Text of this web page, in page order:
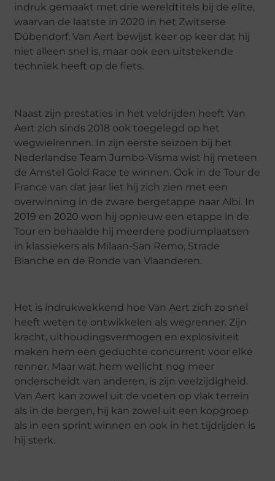
indruk gemaakt met drie wereldtitels bij de elite,
waarvan de laatste in 2020 in het Zwitserse
Dübendorf. Van Aert bewijst keer op keer dat hij
niet alleen snel is, maar ook een uitstekende
techniek heeft op de fiets.
Naast zijn prestaties in het veldrijden heeft Van
Aert zich sinds 2018 ook toegelegd op het
wegwielrennen. In zijn eerste seizoen bij het
Nederlandse Team Jumbo-Visma wist hij meteen
de Amstel Gold Race te winnen. Ook in de Tour de
France van dat jaar liet hij zich zien met een
overwinning in de zware bergetappe naar Albi. In
2019 en 2020 won hij opnieuw een etappe in de
Tour en behaalde hij meerdere podiumplaatsen
in klassiekers als Milaan-San Remo, Strade
Bianche en de Ronde van Vlaanderen.
Het is indrukwekkend hoe Van Aert zich zo snel
heeft weten te ontwikkelen als wegrenner. Zijn
kracht, uithoudingsvermogen en explosiviteit
maken hem een geduchte concurrent voor elke
renner. Maar wat hem wellicht nog meer
onderscheidt van anderen, is zijn veelzijdigheid.
Van Aert kan zowel uit de voeten op vlak terrein
als in de bergen, hij kan zowel uit een kopgroep
als in een sprint winnen en ook in het tijdrijden is
hij sterk.